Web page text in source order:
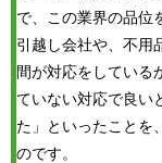
で、この業界の品位
引越し会社や、不用
間が対応をしている
ていない対応で良い
た」といったことを
のです。